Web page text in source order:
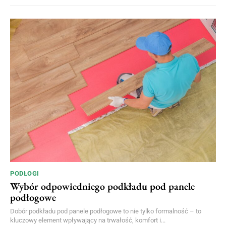
PODŁOGI
Wybór odpowiedniego podkładu pod panele
podłogowe
Dobór podkładu pod panele podłogowe to nie tylko formalność – to
kluczowy element wpływający na trwałość, komfort i...